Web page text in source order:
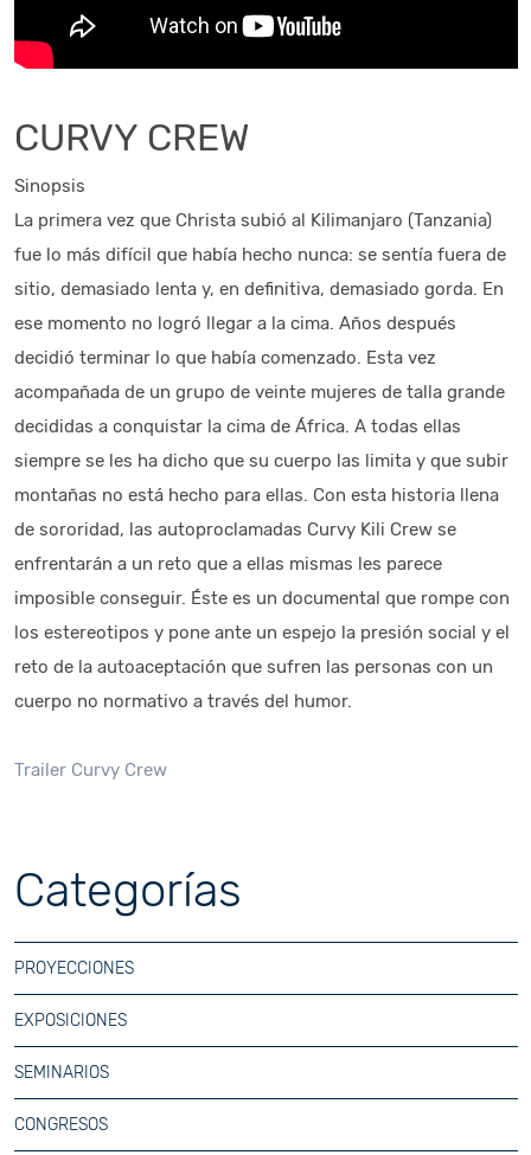
CURVY CREW
Sinopsis
La primera vez que Christa subió al Kilimanjaro (Tanzania)
fue lo más difícil que había hecho nunca: se sentía fuera de
sitio, demasiado lenta y, en definitiva, demasiado gorda. En
ese momento no logró llegar a la cima. Años después
decidió terminar lo que había comenzado. Esta vez
acompañada de un grupo de veinte mujeres de talla grande
decididas a conquistar la cima de África. A todas ellas
siempre se les ha dicho que su cuerpo las limita y que subir
montañas no está hecho para ellas. Con esta historia llena
de sororidad, las autoproclamadas Curvy Kili Crew se
enfrentarán a un reto que a ellas mismas les parece
imposible conseguir. Éste es un documental que rompe con
los estereotipos y pone ante un espejo la presión social y el
reto de la autoaceptación que sufren las personas con un
cuerpo no normativo a través del humor.
Trailer Curvy Crew
Categorías
PROYECCIONES
EXPOSICIONES
SEMINARIOS
CONGRESOS